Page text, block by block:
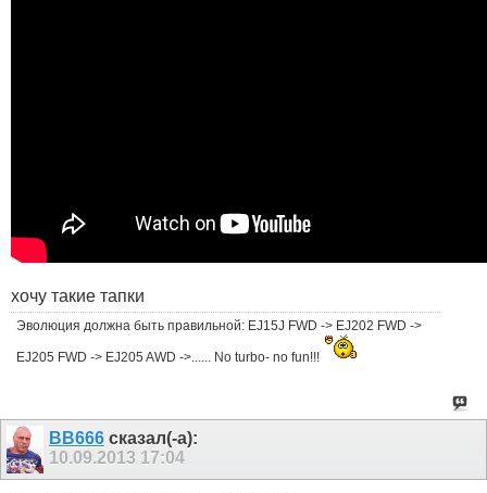
хочу такие тапки
Эволюция должна быть правильной: EJ15J FWD -> EJ202 FWD ->
EJ205 FWD -> EJ205 AWD ->...... No turbo- no fun!!!
ВВ666сказал(-а):
10.09.2013 17:04